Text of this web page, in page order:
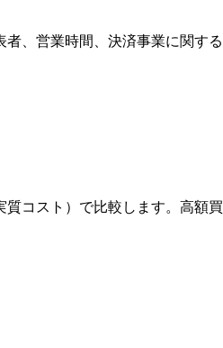
、営業時間、決済事業に関
質コスト）で比較します。高